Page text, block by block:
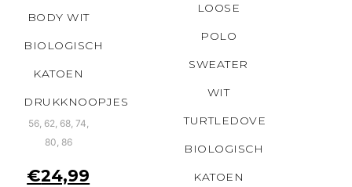
BODY WIT
BIOLOGISCH
KATOEN
DRUKKNOOPJES
56, 62, 68, 74,
80, 86
€24,99
LOOSE
POLO
SWEATER
WIT
TURTLEDOVE
BIOLOGISCH
KATOEN